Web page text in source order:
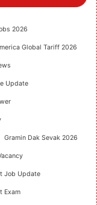
2026
Global Tariff 2026
Update
Gramin Dak Sevak 2026
Job Update
Exam